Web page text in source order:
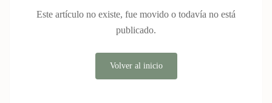
Este artículo no existe, fue movido o todavía no está
publicado.
Volver al inicio